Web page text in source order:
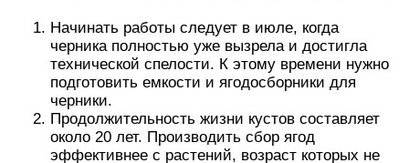
Начинать работы следует в июле, когда
черника полностью уже вызрела и достигла
технической спелости. К этому времени нужно
подготовить емкости и ягодосборники для
черники.
Продолжительность жизни кустов составляет
около 20 лет. Производить сбор ягод
эффективнее с растений, возраст которых не